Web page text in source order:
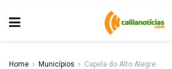
Home Municípios Capela do Alto Alegre